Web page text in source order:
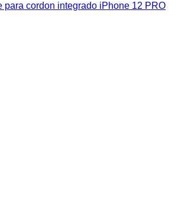
para cordon integrado iPhone 12 PRO